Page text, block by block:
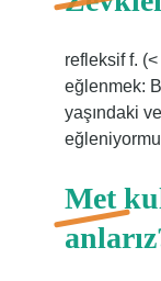
refleksif f.
eğlenmek:
yaşındaki
Met